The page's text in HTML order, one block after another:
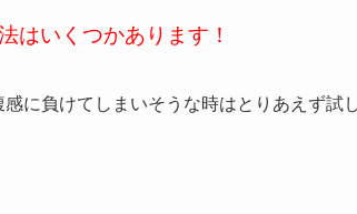
はいくつかあります！
に負けてしまいそうな時はとりあえず試